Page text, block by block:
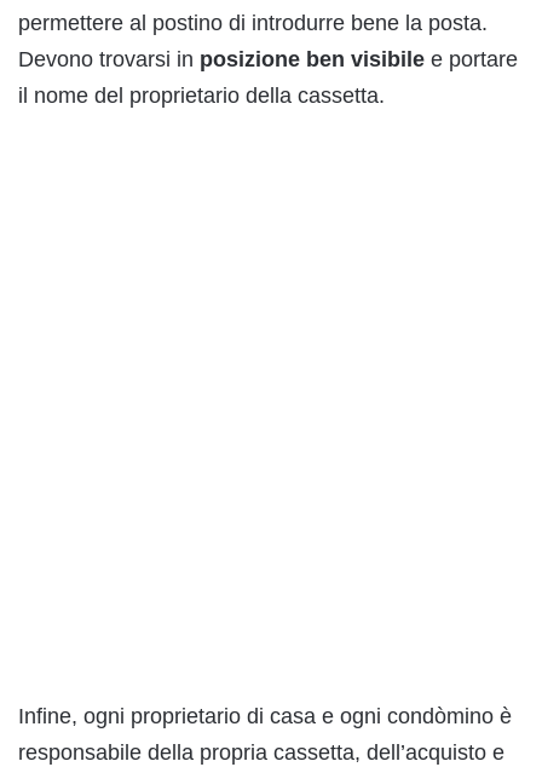
permettere al postino di introdurre bene la posta.
Devono trovarsi in posizione ben visibile e portare
il nome del proprietario della cassetta.
Infine, ogni proprietario di casa e ogni condòmino è
responsabile della propria cassetta, dell’acquisto e